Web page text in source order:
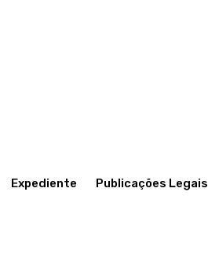
Expediente Publicações Legais